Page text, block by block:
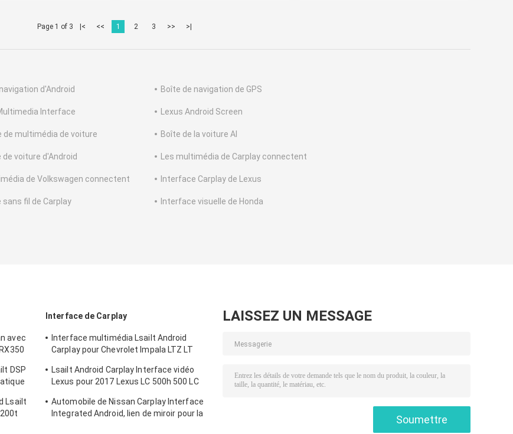
Page 1 of 3 |< << 1 2 3 >> >|
d'Android Boîte de navigation de GPS
Interface Lexus Android Screen
de multimédia de voiture Boîte de la voiture AI
de voiture d'Android Les multimédia de Carplay connectent
de Volkswagen connectent Interface Carplay de Lexus
sans fil de Carplay Interface visuelle de Honda
avec
DSP
Lsailt
Interface de Carplay
Interface multimédia Lsailt Android
Carplay pour Chevrolet Impala LTZ LT
Lsailt Android Carplay Interface vidéo
Lexus pour 2017 Lexus LC 500h 500 LC
Automobile de Nissan Carplay Interface
Integrated Android, lien de miroir pour la
LAISSEZ UN MESSAGE